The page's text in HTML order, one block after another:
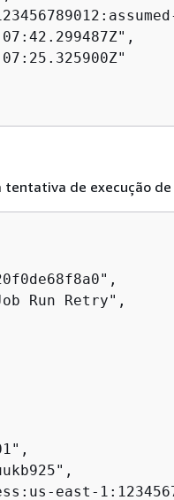
tentativa de execução
Run Retry",
east-